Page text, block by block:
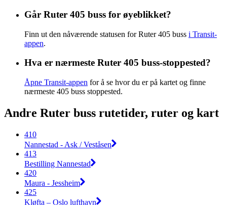
Går Ruter 405 buss for øyeblikket?
Finn ut den nåværende statusen for Ruter 405 buss i Transit-
appen.
Hva er nærmeste Ruter 405 buss-stoppested?
Åpne Transit-appen for å se hvor du er på kartet og finne
nærmeste 405 buss stoppested.
Andre Ruter buss rutetider, ruter og kart
410
Nannestad - Ask / Veståsen
413
Bestilling Nannestad
420
Maura - Jessheim
425
Kløfta – Oslo lufthavn